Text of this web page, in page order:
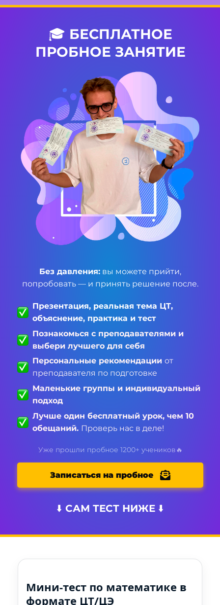
🎓 БЕСПЛАТНОЕ
ПРОБНОЕ ЗАНЯТИЕ
Без давления: вы можете прийти,
попробовать — и принять решение после.
Презентация, реальная тема ЦТ,
объяснение, практика и тест
Познакомься с преподавателями и
выбери лучшего для себя
Персональные рекомендации от
преподавателя по подготовке
Маленькие группы и индивидуальный
подход
Лучше один бесплатный урок, чем 10
обещаний. Проверь нас в деле!
Уже прошли пробное 1200+ учеников🔥
Записаться на пробное
⬇️ САМ ТЕСТ НИЖЕ ⬇️
Мини-тест по математике в
формате ЦТ/ЦЭ